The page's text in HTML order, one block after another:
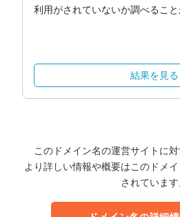
利用がされていないか調べるこ
結果を見る
このドメイン名の運営サイトに
より詳しい情報や概要はこのドメ
されています